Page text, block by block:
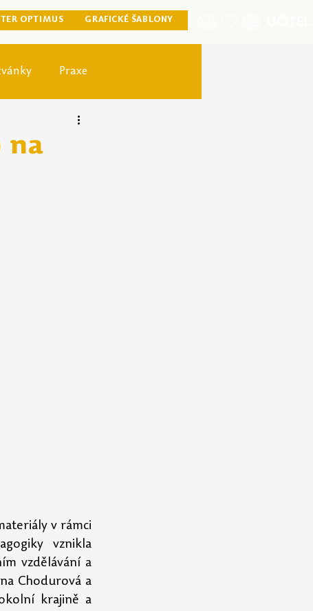
OPTIMUS GRAFICKÉ ŠABLONY
Praxe
na
v rámci
vznikla
vzdělávání a
Chodurová a
krajině a